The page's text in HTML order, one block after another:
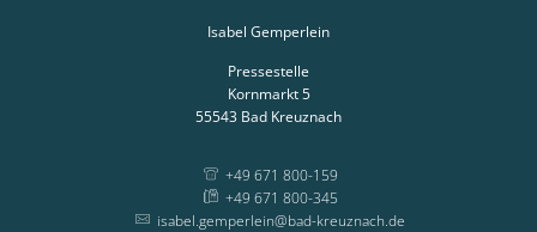
Isabel Gemperlein
Pressestelle
Kornmarkt 5
55543 Bad Kreuznach
+49 671 800-159
+49 671 800-345
isabel.gemperlein@bad-kreuznach.de